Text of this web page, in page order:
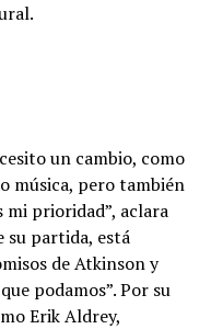
un cambio, como
música, pero también
mi prioridad”, aclara
su partida, está
de Atkinson y
podamos”. Por su
Erik Aldrey,